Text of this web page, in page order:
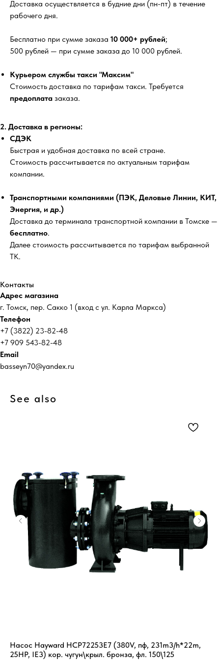
Доставка осуществляется в будние дни (пн-пт) в течение
рабочего дня.
Бесплатно при сумме заказа 10 000+ рублей;
500 рублей — при сумме заказа до 10 000 рублей.
Курьером службы такси "Максим"
Стоимость доставка по тарифам такси. Требуется
предоплата заказа.
2. Доставка в регионы:
СДЭК
Быстрая и удобная доставка по всей стране.
Стоимость рассчитывается по актуальным тарифам
компании.
Транспортными компаниями (ПЭК, Деловые Линии, КИТ,
Энергия, и др.)
Доставка до терминала транспортной компании в Томске —
бесплатно.
Далее стоимость рассчитывается по тарифам выбранной
ТК.
Контакты
Адрес магазина
г. Томск, пер. Сакко 1 (вход с ул. Карла Маркса)
Телефон
+7 (3822) 23-82-48
+7 909 543-82-48
Email
basseyn70@yandex.ru
See also
Насос Hayward HCP72253E7 (380V, пф, 231m3/h*22m,
25HP, IE3) кор. чугун\крыл. бронза, фл. 150\125